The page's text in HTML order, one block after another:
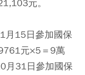
元。
月15日參加國保
元×5＝9萬
月31日參加國保